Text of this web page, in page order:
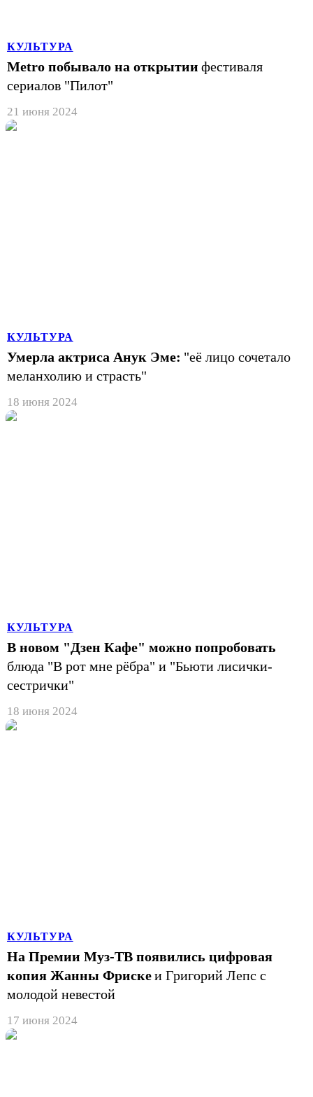
КУЛЬТУРА
Metro побывало на открытии фестиваля
сериалов "Пилот"
21 июня 2024
КУЛЬТУРА
Умерла актриса Анук Эме: "её лицо сочетало
меланхолию и страсть"
18 июня 2024
КУЛЬТУРА
В новом "Дзен Кафе" можно попробовать
блюда "В рот мне рёбра" и "Бьюти лисички-
сестрички"
18 июня 2024
КУЛЬТУРА
На Премии Муз-ТВ появились цифровая
копия Жанны Фрискеи Григорий Лепс с
молодой невестой
17 июня 2024